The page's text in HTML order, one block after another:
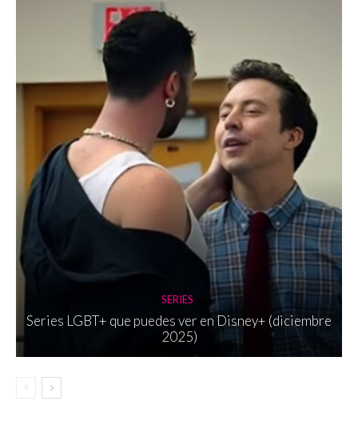
SERIES
Series LGBT+ que puedes ver en Disney+ (diciembre
2025)